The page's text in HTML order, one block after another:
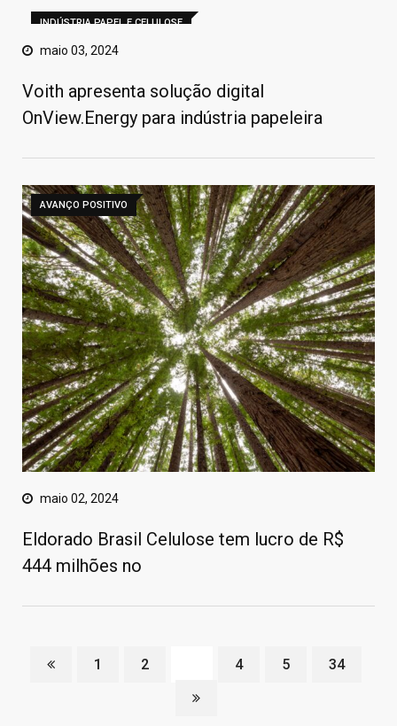
INDÚSTRIA PAPEL E CELULOSE
maio 03, 2024
Voith apresenta solução digital
OnView.Energy para indústria papeleira
AVANÇO POSITIVO
maio 02, 2024
Eldorado Brasil Celulose tem lucro de R$
444 milhões no
1 2 4 5 34